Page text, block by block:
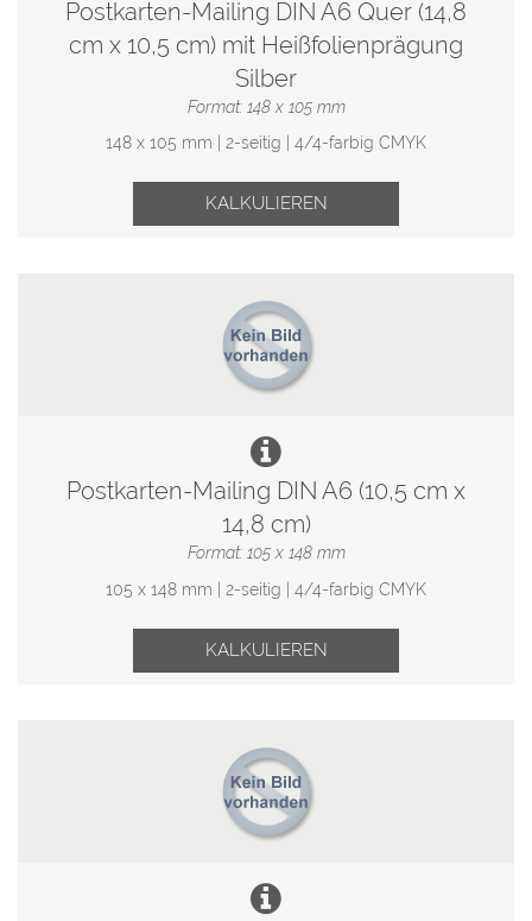
Postkarten-Mailing DIN A6 Quer (14,8
cm x 10,5 cm) mit Heißfolienprägung
Silber
Format: 148 x 105 mm
148 x 105 mm | 2-seitig | 4/4-farbig CMYK
KALKULIEREN
Postkarten-Mailing DIN A6 (10,5 cm x
14,8 cm)
Format: 105 x 148 mm
105 x 148 mm | 2-seitig | 4/4-farbig CMYK
KALKULIEREN